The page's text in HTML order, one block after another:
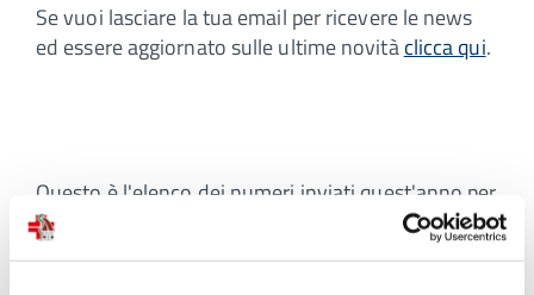
Se vuoi lasciare la tua email per ricevere le news
ed essere aggiornato sulle ultime novitàclicca qui.
Questo è l'elenco dei numeri inviati quest'anno per
email agli iscritti al servizio: